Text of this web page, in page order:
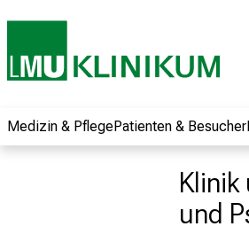
Medizin & PflegePatienten & Besucher
und
Informationen zu
Jobs, Ausbildungen
Weiterbildungen.
Kommen Sie